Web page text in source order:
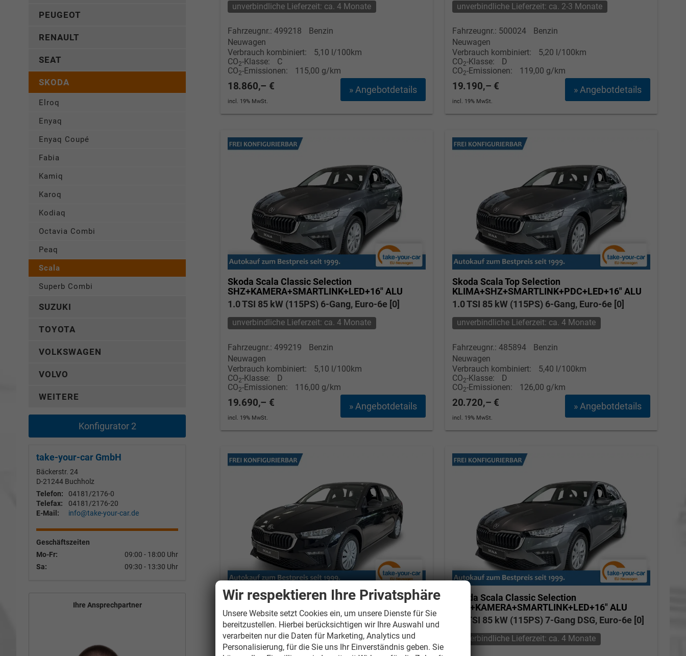
unverbindliche Lieferzeit: ca. 4 Monate
Fahrzeugnr.: 499218
Benzin
Neuwagen
Verbrauch kombiniert:
5,10 l/100km
CO2-Klasse:
C
CO2-Emissionen: 115,00 g/km
» Angebotdetails
18.860,– €
incl. 19% MwSt.
unverbindliche Lieferzeit: ca. 2-3 Monate
Fahrzeugnr.: 500024
Benzin
Neuwagen
Verbrauch kombiniert:
5,20 l/100km
CO2-Klasse:
D
CO2-Emissionen: 119,00 g/km
» Angebotdetails
19.190,– €
incl. 19% MwSt.
Skoda Scala Classic Selection
SHZ+KAMERA+SMARTLINK+LED+16" ALU
1.0 TSI 85 kW (115PS) 6-Gang, Euro-6e [0]
unverbindliche Lieferzeit: ca. 4 Monate
Fahrzeugnr.: 499219
Benzin
Neuwagen
Verbrauch kombiniert:
5,10 l/100km
CO2-Klasse:
D
CO2-Emissionen: 116,00 g/km
» Angebotdetails
19.690,– €
incl. 19% MwSt.
Skoda ScalaTop Selection
KLIMA+SHZ+SMARTLINK+PDC+LED+16" ALU
1.0 TSI 85 kW (115PS) 6-Gang, Euro-6e [0]
unverbindliche Lieferzeit: ca. 4 Monate
Fahrzeugnr.: 485894
Benzin
Neuwagen
Verbrauch kombiniert:
5,40 l/100km
CO2-Klasse:
D
CO2-Emissionen: 126,00 g/km
» Angebotdetails
20.720,– €
incl. 19% MwSt.
Skoda ScalaEssence
1.0 TSI 85 kW (116PS) DSG, Euro 6 EB [2]
unverbindliche Lieferzeit: ca. 2-3 Monate
Skoda Scala Classic Selection
SHZ+KAMERA+SMARTLINK+LED+16" ALU
1.0 TSI 85 kW (115PS) 7-Gang DSG, Euro-6e [0]
unverbindliche Lieferzeit: ca. 4 Monate
PEUGEOT
RENAULT
SEAT
SKODA
Elroq
Enyaq
Enyaq Coupé
Fabia
Kamiq
Karoq
Kodiaq
Octavia Combi
Peaq
Scala
Superb Combi
SUZUKI
TOYOTA
VOLKSWAGEN
VOLVO
WEITERE
Konfigurator 2
take-your-car GmbH
Bäckerstr. 24
D-21244 Buchholz
Telefon:
04181/2176-0
Telefax:
04181/2176-20
E-Mail:
info@take-your-car.de
Geschäftszeiten
Mo-Fr:
09:00 - 18:00 Uhr
Sa:
09:30 - 13:30 Uhr
Ihre Ansprechpartner
Wir respektieren Ihre Privatsphäre
Unsere Website setzt Cookies ein, um unsere Dienste für Sie
bereitzustellen. Hierbei berücksichtigen wir Ihre Auswahl und
verarbeiten nur die Daten für Marketing, Analytics und
Personalisierung, für die Sie uns Ihr Einverständnis geben. Sie